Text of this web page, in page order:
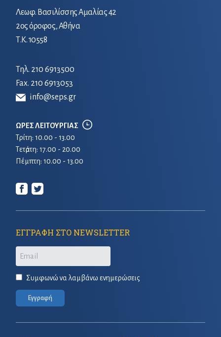
Λεωφ. Βασιλίσσης Αμαλίας 42
2ος όροφος, Αθήνα
Τ.Κ. 10558
Τηλ. 210 6913500
Fax. 210 6913053
info@seps.gr
ΩΡΕΣ ΛΕΙΤΟΥΡΓΙΑΣ
Τρίτη: 10.00 - 13.00
Τετἀρτη: 17.00 - 20.00
Πέμπτη: 10.00 - 13.00
ΕΓΓΡΑΦΗ ΣΤΟ NEWSLETTER
Email
Συμφωνώ να λαμβάνω ενημερώσεις
Εγγραφή